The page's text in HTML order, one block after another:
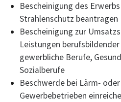
Bescheinigung des
Strahlenschutz beantragen
Bescheinigung zur
Leistungen
gewerbliche Berufe,
Sozialberufe
Beschwerde bei Lärm-
Gewerbebetrieben